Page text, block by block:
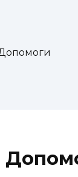
Допомоги